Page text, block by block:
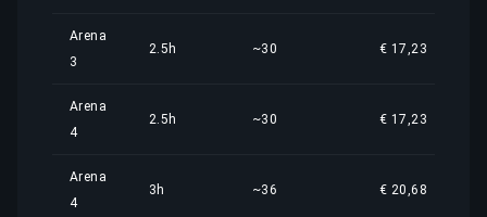
Arena
3
2.5h ~30 € 17,23
Arena
4
2.5h ~30 € 17,23
Arena
4
3h ~36 € 20,68